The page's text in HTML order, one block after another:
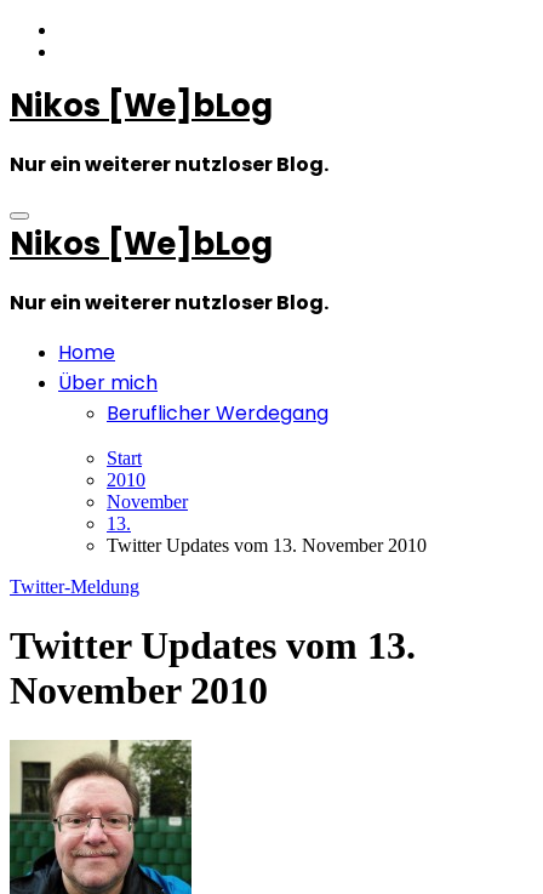
Zum
Inhalt
Nikos [We]bLog
Nur ein weiterer nutzloser Blog.
Nikos [We]bLog
Nur ein weiterer nutzloser Blog.
Home
Über mich
Beruflicher Werdegang
Start
2010
November
13.
Twitter Updates vom 13. November 2010
Twitter-Meldung
Twitter Updates vom 13.
November 2010